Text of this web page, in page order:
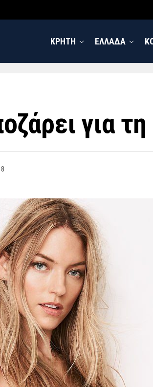
ΚΡΗΤΗ ΕΛΛΑΔΑ
για